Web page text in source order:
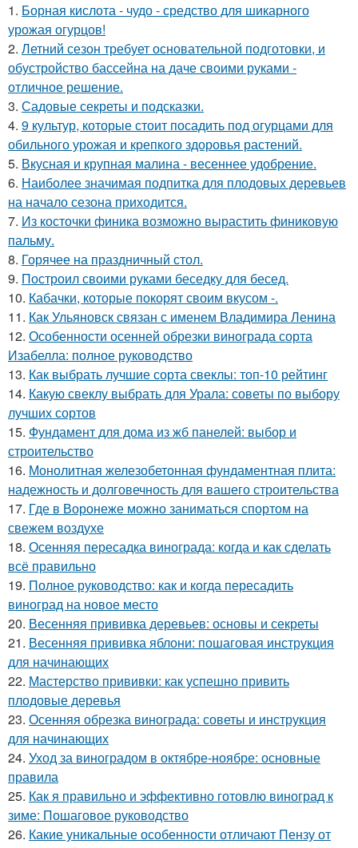
1. Борная кислота - чудо - средство для шикарного
урожая огурцов!
2. Летний сезон требует основательной подготовки, и
обустройство бассейна на даче своими руками -
отличное решение.
3. Садовые секреты и подсказки.
4. 9 культур, которые стоит посадить под огурцами для
обильного урожая и крепкого здоровья растений.
5. Вкусная и крупная малина - весеннее удобрение.
6. Наиболее значимая подпитка для плодовых деревьев
на начало сезона приходится.
7. Из косточки финика возможно вырастить финиковую
пальму.
8. Горячее на праздничный стол.
9. Построил своими руками беседку для бесед.
10. Кабачки, которые покорят своим вкусом -.
11. Как Ульяновск связан с именем Владимира Ленина
12. Особенности осенней обрезки винограда сорта
Изабелла: полное руководство
13. Как выбрать лучшие сорта свеклы: топ-10 рейтинг
14. Какую свеклу выбрать для Урала: советы по выбору
лучших сортов
15. Фундамент для дома из жб панелей: выбор и
строительство
16. Монолитная железобетонная фундаментная плита:
надежность и долговечность для вашего строительства
17. Где в Воронеже можно заниматься спортом на
свежем воздухе
18. Осенняя пересадка винограда: когда и как сделать
всё правильно
19. Полное руководство: как и когда пересадить
виноград на новое место
20. Весенняя прививка деревьев: основы и секреты
21. Весенняя прививка яблони: пошаговая инструкция
для начинающих
22. Мастерство прививки: как успешно привить
плодовые деревья
23. Осенняя обрезка винограда: советы и инструкция
для начинающих
24. Уход за виноградом в октябре-ноябре: основные
правила
25. Как я правильно и эффективно готовлю виноград к
зиме: Пошаговое руководство
26. Какие уникальные особенности отличают Пензу от